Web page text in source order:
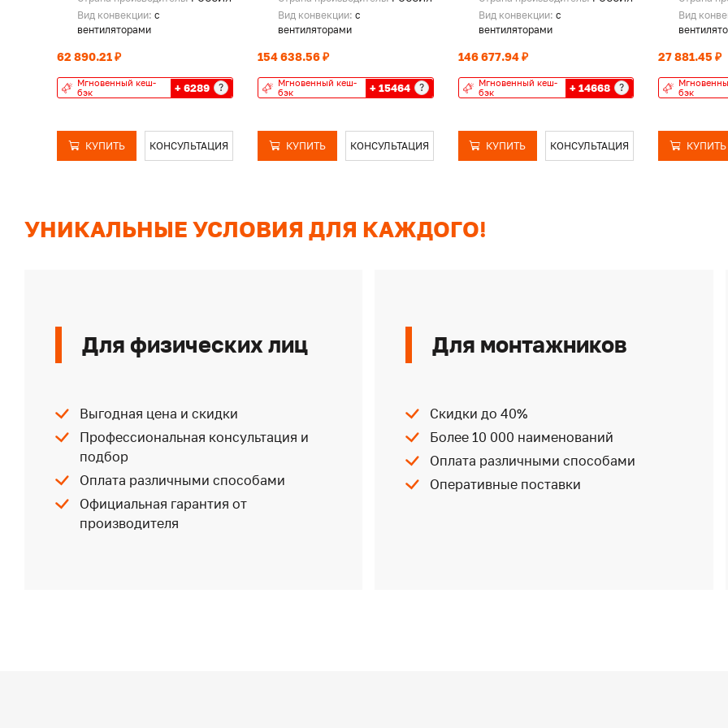
Вид конвекции: с
вентиляторами
62 890.21 ₽
Мгновенный кеш-
бэк
+ 6289 ?
КУПИТЬ КОНСУЛЬТАЦИЯ
Вид конвекции: с
вентиляторами
154 638.56 ₽
Мгновенный кеш-
бэк
+ 15464 ?
КУПИТЬ КОНСУЛЬТАЦИЯ
Вид конвекции: с
вентиляторами
146 677.94 ₽
Мгновенный кеш-
бэк
+ 14668 ?
КУПИТЬ КОНСУЛЬТАЦИЯ
Вид
27 881.45 ₽
бэк
КУПИТЬ
УНИКАЛЬНЫЕ УСЛОВИЯ ДЛЯ КАЖДОГО!
Для физических лиц
Выгодная цена и скидки
Профессиональная консультация и
подбор
Оплата различными способами
Официальная гарантия от
производителя
Для монтажников
Скидки до 40%
Более 10 000 наименований
Оплата различными способами
Оперативные поставки